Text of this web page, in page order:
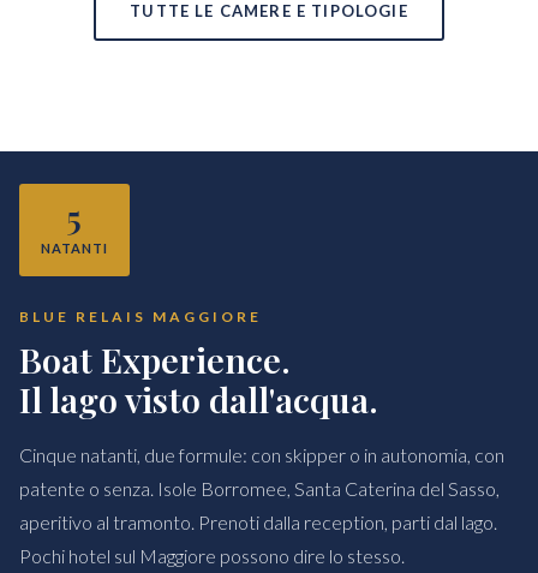
TUTTE LE CAMERE E TIPOLOGIE
BLUE RELAIS MAGGIORE
Boat Experience.
Il lago visto dall'acqua.
Cinque natanti, due formule: con skipper o in autonomia, con
patente o senza. Isole Borromee, Santa Caterina del Sasso,
aperitivo al tramonto. Prenoti dalla reception, parti dal lago.
Pochi hotel sul Maggiore possono dire lo stesso.
5
NATANTI